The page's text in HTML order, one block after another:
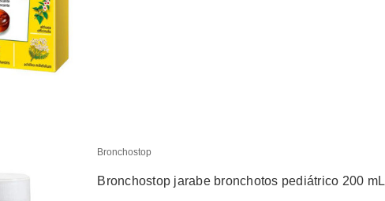
Bronchostop
Bronchostop jarabe bronchotos pediátrico 200 mL